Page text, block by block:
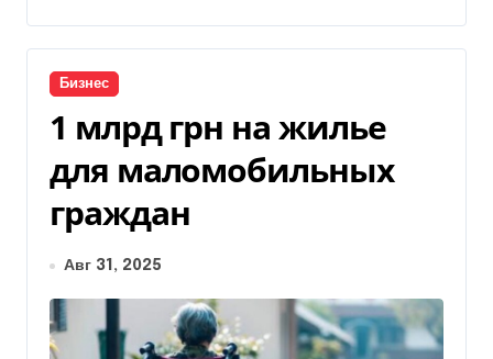
Бизнес
1 млрд грн на жилье
для маломобильных
граждан
Авг 31, 2025